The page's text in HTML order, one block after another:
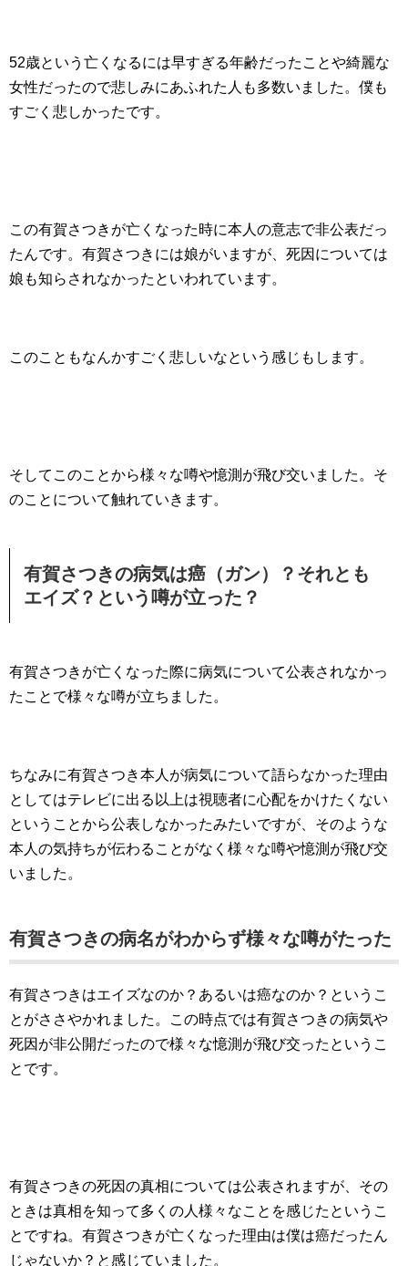
52歳という亡くなるには早すぎる年齢だったことや綺麗な
女性だったので悲しみにあふれた人も多数いました。僕も
すごく悲しかったです。
この有賀さつきが亡くなった時に本人の意志で非公表だっ
たんです。有賀さつきには娘がいますが、死因については
娘も知らされなかったといわれています。
このこともなんかすごく悲しいなという感じもします。
そしてこのことから様々な噂や憶測が飛び交いました。そ
のことについて触れていきます。
有賀さつきの病気は癌（ガン）？それとも
エイズ？という噂が立った？
有賀さつきが亡くなった際に病気について公表されなかっ
たことで様々な噂が立ちました。
ちなみに有賀さつき本人が病気について語らなかった理由
としてはテレビに出る以上は視聴者に心配をかけたくない
ということから公表しなかったみたいですが、そのような
本人の気持ちが伝わることがなく様々な噂や憶測が飛び交
いました。
有賀さつきの病名がわからず様々な噂がたった
有賀さつきはエイズなのか？あるいは癌なのか？というこ
とがささやかれました。この時点では有賀さつきの病気や
死因が非公開だったので様々な憶測が飛び交ったというこ
とです。
有賀さつきの死因の真相については公表されますが、その
ときは真相を知って多くの人様々なことを感じたというこ
とですね。有賀さつきが亡くなった理由は僕は癌だったん
じゃないか？と感じていました。